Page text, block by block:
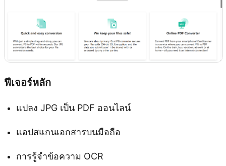
ฟีเจอร์หลัก
แปลง JPG เป็น PDF ออนไลน์
แอปสแกนเอกสารบนมือถือ
การรู้จำข้อความ OCR